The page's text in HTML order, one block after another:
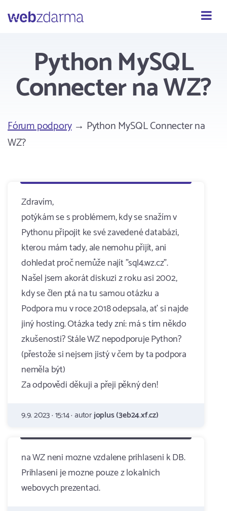
Webzdarma
Python MySQL
Connecter na WZ?
Fórum podpory→ Python MySQL Connecter na
WZ?
Zdravím,
potýkám se s problémem, kdy se snažím v
Pythonu připojit ke své zavedené databázi,
kterou mám tady, ale nemohu přijít, ani
dohledat proč nemůže najít "sql4.wz.cz".
Našel jsem akorát diskuzi z roku asi 2002,
kdy se člen ptá na tu samou otázku a
Podpora mu v roce 2018 odepsala, ať si najde
jiný hosting. Otázka tedy zní: má s tím někdo
zkušenosti? Stále WZ nepodporuje Python?
(přestože si nejsem jistý v čem by ta podpora
neměla být)
Za odpovědi děkuji a přeji pěkný den!
9.9. 2023 · 15:14 · autorjoplus (3eb24.xf.cz)
na WZ neni mozne vzdalene prihlaseni k DB.
Prihlaseni je mozne pouze z lokalnich
webovych prezentaci.